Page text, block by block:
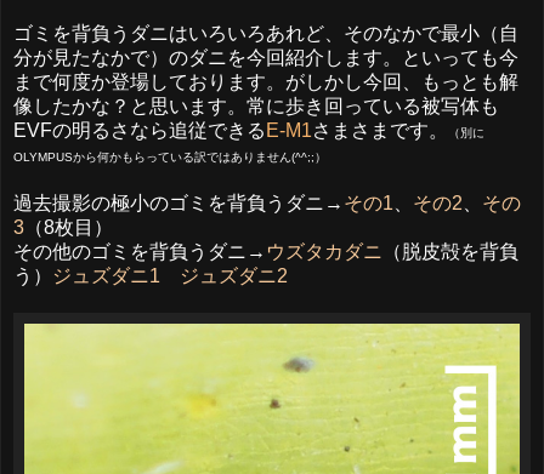
ゴミを背負うダニはいろいろあれど、そのなかで最小（自
分が見たなかで）のダニを今回紹介します。といっても今
まで何度か登場しております。がしかし今回、もっとも解
像したかな？と思います。常に歩き回っている被写体も
EVFの明るさなら追従できる E-M1さまさまです。
（別に
OLYMPUSから何かもらっている訳ではありません(^^;;）
過去撮影の極小のゴミを背負うダニ→ その1 その2
その
3 （8枚目）
その他のゴミを背負うダニ→ ウズタカダニ
（脱皮殻を背負
う）
ジュズダニ1 ジュズダニ2